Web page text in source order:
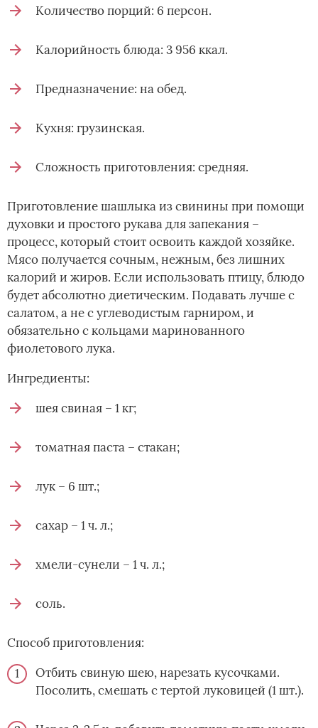
Количество порций: 6 персон.
Калорийность блюда: 3 956 ккал.
Предназначение: на обед.
Кухня: грузинская.
Сложность приготовления: средняя.
Приготовление шашлыка из свинины при помощи
духовки и простого рукава для запекания –
процесс, который стоит освоить каждой хозяйке.
Мясо получается сочным, нежным, без лишних
калорий и жиров. Если использовать птицу, блюдо
будет абсолютно диетическим. Подавать лучше с
салатом, а не с углеводистым гарниром, и
обязательно с кольцами маринованного
фиолетового лука.
Ингредиенты:
шея свиная – 1 кг;
томатная паста – стакан;
лук – 6 шт.;
сахар – 1 ч. л.;
хмели-сунели – 1 ч. л.;
соль.
Способ приготовления:
Отбить свиную шею, нарезать кусочками.
Посолить, смешать с тертой луковицей (1 шт.).